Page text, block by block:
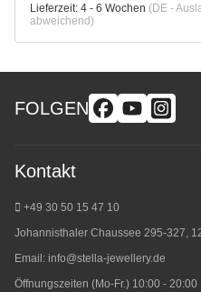
Lieferzeit: 4 - 6 Wochen (DE -
abweichend)
FOLGEN
Kontakt
+49 30 50 15 47 10
Johannisthaler Chaussee 295-327,
Email: info@stella-jewellery.de
Öffnungszeiten (Mo-Fr.) 10:00 - 20:00